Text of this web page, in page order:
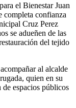
el Bienestar Juan
completa confianza
Cruz Perez
se adueñen de las
del tejido
al alcalde
quien en su
espacios públicos